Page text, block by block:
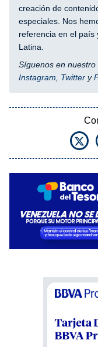
creación de
especiales. Nos
referencia en el país
Latina.
Síguenos en nuestro
Instagram
Twitter y